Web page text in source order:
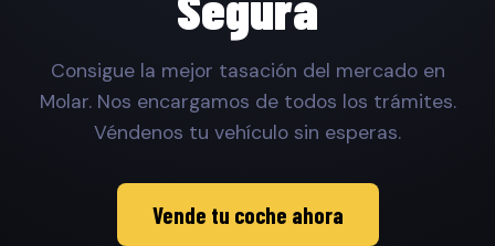
Consigue la mejor tasación del mercado en
Molar. Nos encargamos de todos los trámites.
Véndenos tu vehículo sin esperas.
Vende tu coche ahora